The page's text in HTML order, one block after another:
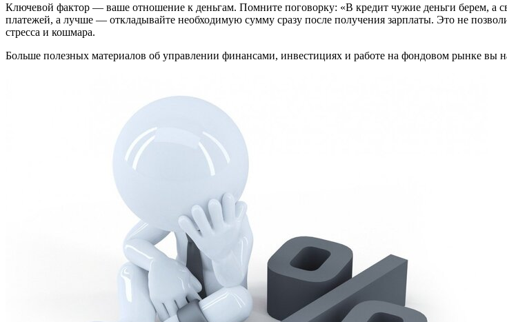
Ключевой фактор — ваше отношение к деньгам. Помните поговорку: «В кредит чужие деньги берем, а
платежей, а лучше — откладывайте необходимую сумму сразу после получения зарплаты. Это не
стресса и кошмара.
Больше полезных материалов об управлении финансами, инвестициях и работе на фондовом рынке вы